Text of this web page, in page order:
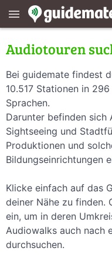
menu
Audiotouren
Bei guidemate findest
10.517 Stationen in
Sprachen.
Darunter befinden
Sightseeing und
Produktionen und
Bildungseinrichtungen
Klicke einfach auf das
deiner Nähe zu finden.
ein, um in deren
Audiowalks auch nach
durchsuchen.